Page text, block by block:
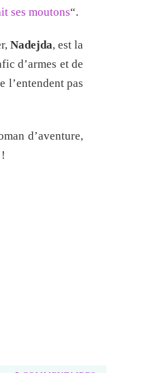
ses moutons“.
Nadejda, est la
d’armes et de
l’entendent pas
d’aventure,
!